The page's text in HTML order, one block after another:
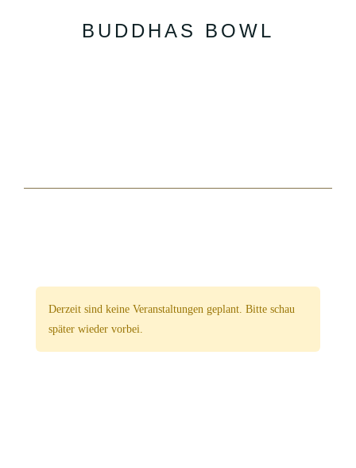
BUDDHAS BOWL
Derzeit sind keine Veranstaltungen geplant. Bitte schau
später wieder vorbei.